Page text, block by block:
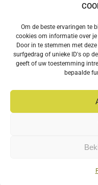
Om de beste ervaringen te
cookies om informatie over
Door in te stemmen met
surfgedrag of unieke ID's op
geeft of uw toestemming
bepaalde
Algemene
Privacy beleid
VacuPower
Klantenservice
Offerte aanvragen
© 2026 Martons B.V. |